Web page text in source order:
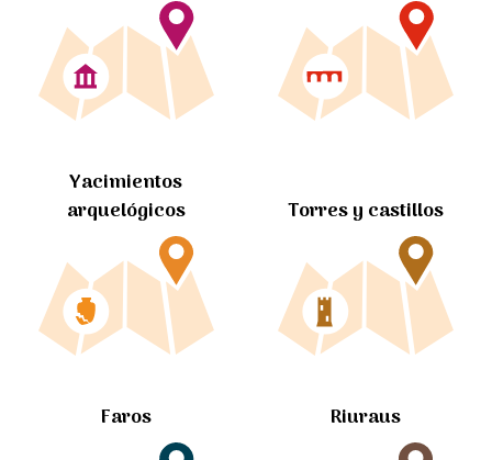
Yacimientos
arquelógicos
Torres y castillos
Faros Riuraus